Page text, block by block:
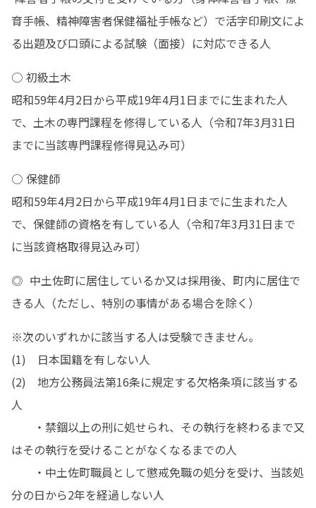
育手帳、精神障害者保健福祉手帳など）で活字印刷文によ
る出題及び口頭による試験（面接）に対応できる人
○ 初級土木
昭和59年4月2日から平成19年4月1日までに生まれた人
で、土木の専門課程を修得している人（令和7年3月31日
までに当該専門課程修得見込み可）
○ 保健師
昭和59年4月2日から平成19年4月1日までに生まれた人
で、保健師の資格を有している人（令和7年3月31日まで
に当該資格取得見込み可）
◎  中土佐町に居住しているか又は採用後、町内に居住で
きる人（ただし、特別の事情がある場合を除く）
※次のいずれかに該当する人は受験できません。
(1)　日本国籍を有しない人
(2)　地方公務員法第16条に規定する欠格条項に該当する
人
・禁錮以上の刑に処せられ、その執行を終わるまで又
はその執行を受けることがなくなるまでの人
・中土佐町職員として懲戒免職の処分を受け、当該処
分の日から2年を経過しない人